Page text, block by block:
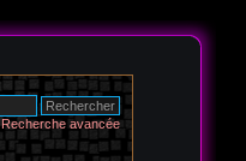
Recherche avancée